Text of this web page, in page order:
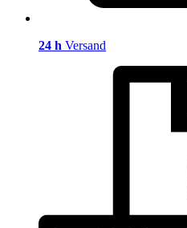
24 h Versand